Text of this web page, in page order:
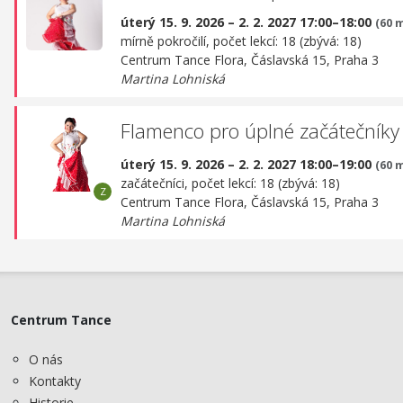
úterý 15. 9. 2026 – 2. 2. 2027 17:00–18:00 (60
mírně pokročilí, počet lekcí: 18 (zbývá: 18)
Centrum Tance Flora, Čáslavská 15, Praha 3
Martina Lohniská
Flamenco pro úplné začátečníky
úterý 15. 9. 2026 – 2. 2. 2027 18:00–19:00 (60
začátečníci, počet lekcí: 18 (zbývá: 18)
Centrum Tance Flora, Čáslavská 15, Praha 3
Martina Lohniská
Centrum Tance
O nás
Kontakty